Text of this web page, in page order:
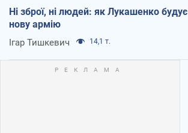
Ні зброї, ні людей: як Лукашенко будує
нову армію
Ігар Тишкевич 14,1 т.